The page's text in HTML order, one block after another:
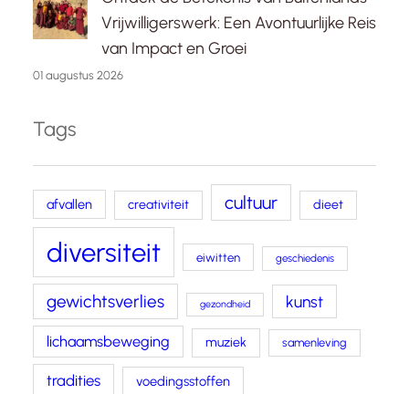
Vrijwilligerswerk: Een Avontuurlijke Reis
van Impact en Groei
01 augustus 2026
Tags
afvallen creativiteit cultuur dieet
diversiteit eiwitten geschiedenis
gewichtsverlies gezondheid kunst
lichaamsbeweging muziek samenleving
tradities voedingsstoffen